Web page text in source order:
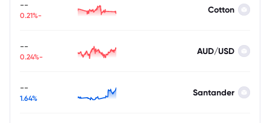
Cotton
--
-0.21%
AUD/USD
--
-0.24%
Santander
--
1.64%